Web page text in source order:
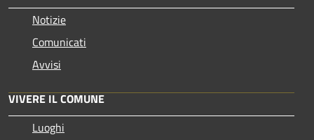
Notizie
Comunicati
Avvisi
VIVERE IL COMUNE
Luoghi